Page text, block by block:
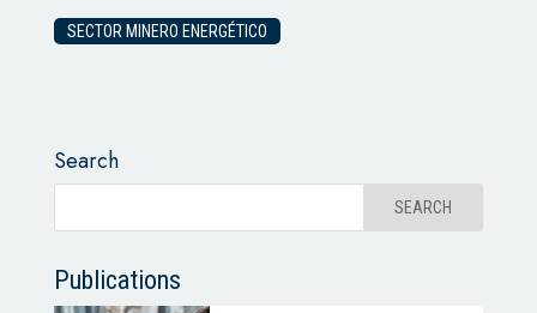
SECTOR MINERO ENERGÉTICO
Search
Publications